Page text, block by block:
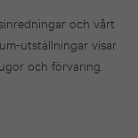
och vårt
utställningar visar
och förvaring.